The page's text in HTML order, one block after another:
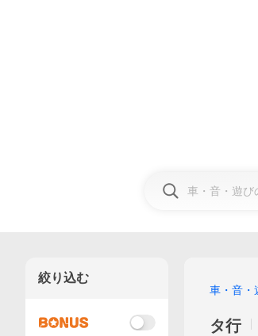
車・音・
タ行
絞り込む